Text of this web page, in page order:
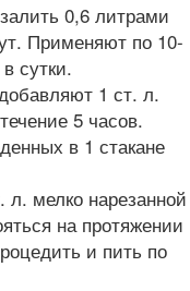
0,6 литрами
Применяют по 10-
сутки.
1 ст. л.
5 часов.
в 1 стакане
л. мелко нарезанной
на протяжении
и пить по